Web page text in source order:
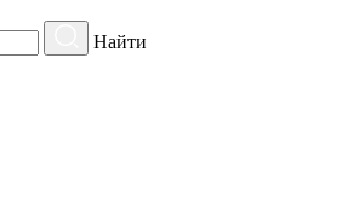
Найти